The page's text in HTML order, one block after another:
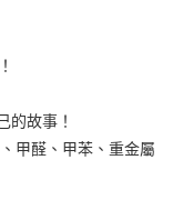
的故事！
甲醛、甲苯、重金屬